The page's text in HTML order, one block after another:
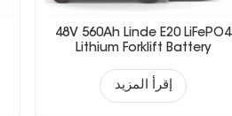
48V 560Ah Linde E20 LiFePO4
Lithium Forklift Battery
إقرأ المزيد